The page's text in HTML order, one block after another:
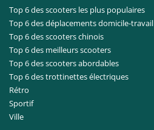
Top 6 des scooters les plus populaires
Top 6 des déplacements domicile-travail
Top 6 des scooters chinois
Top 6 des meilleurs scooters
Top 6 des scooters abordables
Top 6 des trottinettes électriques
Rétro
Sportif
Ville